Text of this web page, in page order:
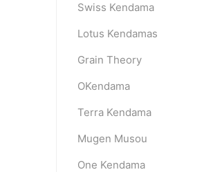
Swiss Kendama
Lotus Kendamas
Grain Theory
OKendama
Terra Kendama
Mugen Musou
One Kendama